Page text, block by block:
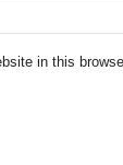
in this